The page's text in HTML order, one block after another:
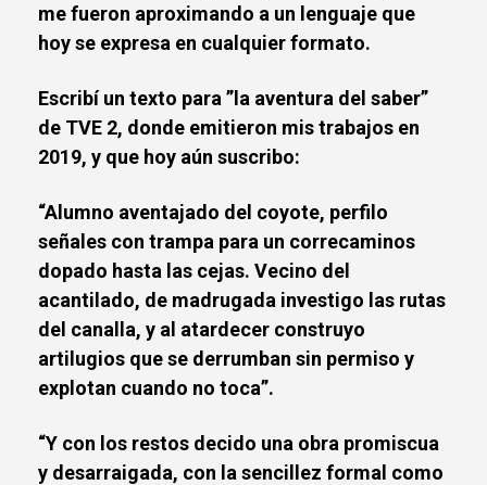
me fueron aproximando a un lenguaje que
hoy se expresa en cualquier formato.
Escribí un texto para ”la aventura del saber”
de TVE 2, donde emitieron mis trabajos en
2019, y que hoy aún suscribo:
“Alumno aventajado del coyote, perfilo
señales con trampa para un correcaminos
dopado hasta las cejas. Vecino del
acantilado, de madrugada investigo las rutas
del canalla, y al atardecer construyo
artilugios que se derrumban sin permiso y
explotan cuando no toca”.
“Y con los restos decido una obra promiscua
y desarraigada, con la sencillez formal como